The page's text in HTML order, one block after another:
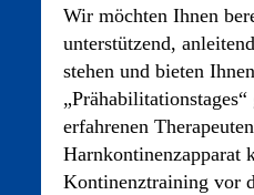
Wir möchten Ihnen
unterstützend,
stehen und bieten
erfahrenen
Harnkontinenzapparat
Kontinenztraining vor